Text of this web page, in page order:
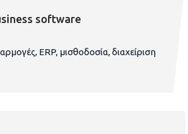
software
ERP, μισθοδοσία, διαχείριση